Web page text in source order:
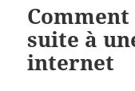
suite à
internet